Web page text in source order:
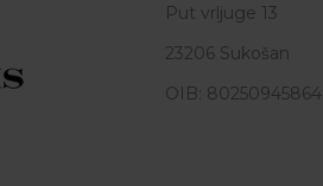
Put vrljuge 13
23206 Sukošan
OIB: 80250945864